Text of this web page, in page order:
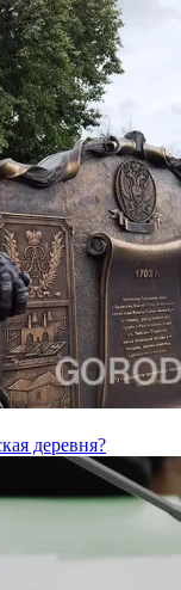
деревня?